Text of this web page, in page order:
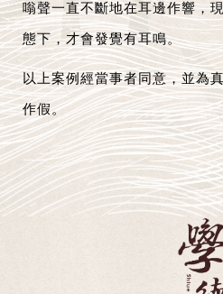
嗡聲一直不斷地在耳邊作響，
態下，才會發覺有耳鳴。
以上案例經當事者同意，並為
作假。